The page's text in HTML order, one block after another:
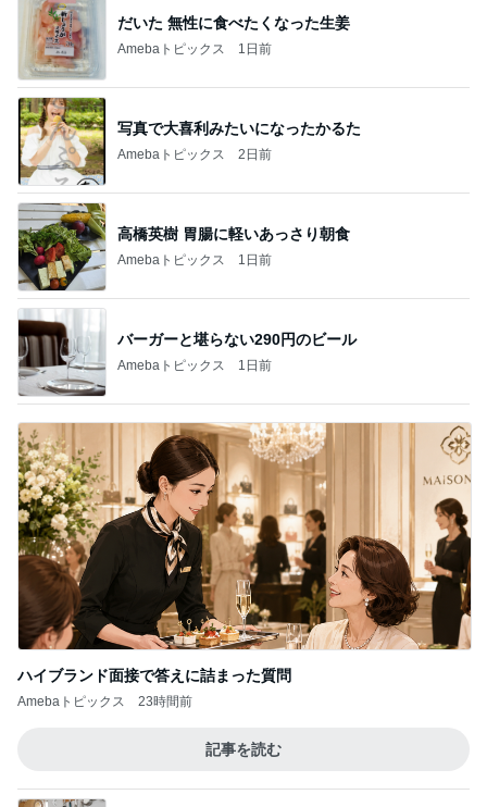
だいた 無性に食べたくなった生姜
Amebaトピックス 1日前
写真で大喜利みたいになったかるた
Amebaトピックス 2日前
高橋英樹 胃腸に軽いあっさり朝食
Amebaトピックス 1日前
バーガーと堪らない290円のビール
Amebaトピックス 1日前
ハイブランド面接で答えに詰まった質問
Amebaトピックス 23時間前
記事を読む